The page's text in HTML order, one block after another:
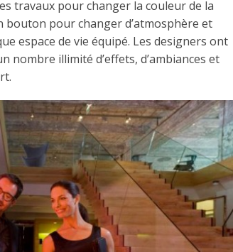
travaux pour changer la couleur de la
bouton pour changer d’atmosphère et
espace de vie équipé. Les designers ont
nombre illimité d’effets, d’ambiances et